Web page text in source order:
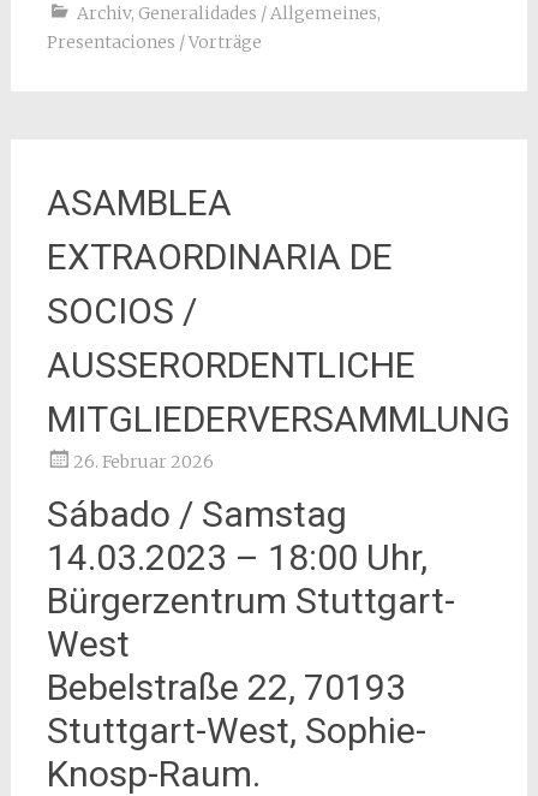
Archiv, Generalidades / Allgemeines,
Presentaciones / Vorträge
ASAMBLEA
EXTRAORDINARIA DE
SOCIOS /
AUSSERORDENTLICHE
MITGLIEDERVERSAMMLUNG
26. Februar 2026
Sábado / Samstag
14.03.2023 – 18:00 Uhr,
Bürgerzentrum Stuttgart-
West
Bebelstraße 22, 70193
Stuttgart-West, Sophie-
Knosp-Raum.